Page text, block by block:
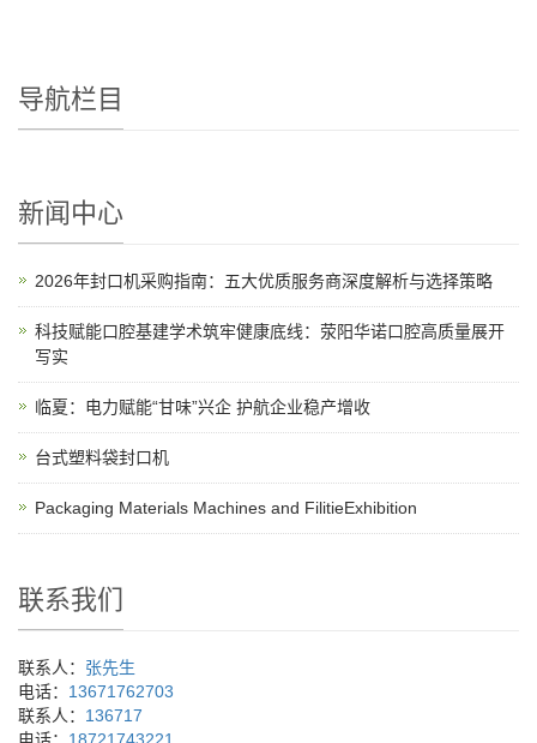
导航栏目
新闻中心
2026年封口机采购指南：五大优质服务商深度解析与选择策略
科技赋能口腔基建学术筑牢健康底线：荥阳华诺口腔高质量展开
写实
临夏：电力赋能“甘味”兴企 护航企业稳产增收
台式塑料袋封口机
Packaging Materials Machines and FilitieExhibition
联系我们
联系人： 张先生
电话： 13671762703
联系人： 136717